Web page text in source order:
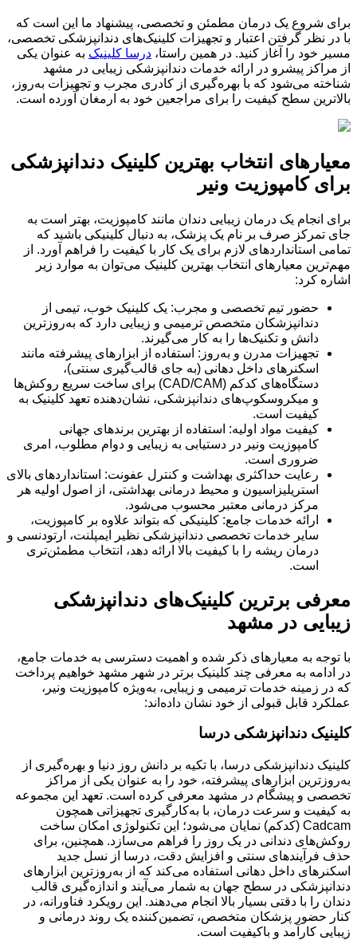
برای شروع یک درمان مطمئن و تخصصی، پیشنهاد ما این است که
با در نظر گرفتن اعتبار و تجهیزات کلینیک‌های دندانپزشکی تخصصی،
مسیر خود را آغاز کنید. در همین راستا، درسا کلینیک به عنوان یکی
از مراکز پیشرو در ارائه خدمات دندانپزشکی زیبایی در مشهد
شناخته می‌شود که با بهره‌گیری از کادری مجرب و تجهیزات به‌روز،
بالاترین سطح کیفیت را برای مراجعین خود به ارمغان آورده است.
معیارهای انتخاب بهترین کلینیک دندانپزشکی
برای کامپوزیت ونیر
برای انجام یک درمان زیبایی دندان مانند کامپوزیت، بهتر است به
جای تمرکز صرف بر نام یک پزشک، به دنبال کلینیکی باشید که
تمامی استانداردهای لازم برای یک کار با کیفیت را فراهم آورد. از
مهم‌ترین معیارهای انتخاب بهترین کلینیک می‌توان به موارد زیر
اشاره کرد:
حضور تیم تخصصی و مجرب: یک کلینیک خوب، تیمی از
دندانپزشکان متخصص ترمیمی و زیبایی دارد که به‌روزترین
دانش و تکنیک‌ها را به کار می‌گیرند.
تجهیزات مدرن و به‌روز: استفاده از ابزارهای پیشرفته مانند
اسکنرهای داخل دهانی (به جای قالب‌گیری سنتی)،
دستگاه‌های کدکم (CAD/CAM) برای ساخت سریع روکش‌ها
و میکروسکوپ‌های دندانپزشکی، نشان‌دهنده تعهد کلینیک به
کیفیت است.
کیفیت مواد اولیه: استفاده از بهترین برندهای جهانی
کامپوزیت ونیر در دستیابی به زیبایی و دوام مطلوب، امری
ضروری است.
رعایت حداکثری بهداشت و کنترل عفونت: استانداردهای بالای
استریلیزاسیون و محیط درمانی بهداشتی، از اصول اولیه هر
مرکز درمانی معتبر محسوب می‌شود.
ارائه خدمات جامع: کلینیکی که بتواند علاوه بر کامپوزیت،
سایر خدمات تخصصی دندانپزشکی نظیر ایمپلنت، ارتودنسی و
درمان ریشه را با کیفیت بالا ارائه دهد، انتخاب مطمئن‌تری
است.
معرفی برترین کلینیک‌های دندانپزشکی
زیبایی در مشهد
با توجه به معیارهای ذکر شده و اهمیت دسترسی به خدمات جامع،
در ادامه به معرفی چند کلینیک برتر در شهر مشهد خواهیم پرداخت
که در زمینه خدمات ترمیمی و زیبایی، به‌ویژه کامپوزیت ونیر،
عملکرد قابل قبولی از خود نشان داده‌اند:
کلینیک دندانپزشکی درسا
کلینیک دندانپزشکی درسا، با تکیه بر دانش روز دنیا و بهره‌گیری از
به‌روزترین ابزارهای پیشرفته، خود را به عنوان یکی از مراکز
تخصصی و پیشگام در مشهد معرفی کرده است. تعهد این مجموعه
به کیفیت و سرعت درمان، با به‌کارگیری تجهیزاتی همچون
Cadcam (کدکم) نمایان می‌شود؛ این تکنولوژی امکان ساخت
روکش‌های دندانی در یک روز را فراهم می‌سازد. همچنین، برای
حذف فرآیندهای سنتی و افزایش دقت، درسا از نسل جدید
اسکنرهای داخل دهانی استفاده می‌کند که از به‌روزترین ابزارهای
دندانپزشکی در سطح جهان به شمار می‌آیند و اندازه‌گیری قالب
دندان را با دقتی بسیار بالا انجام می‌دهند. این رویکرد فناورانه، در
کنار حضور پزشکان متخصص، تضمین‌کننده یک روند درمانی و
زیبایی کارآمد و باکیفیت است.